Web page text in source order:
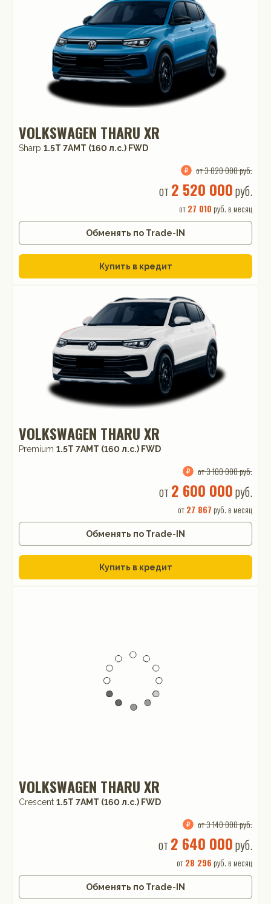
VOLKSWAGEN THARU XR
Sharp 1.5T 7AMT (160 л.с.) FWD
от 3 020 000 руб.
от 2 520 000руб.
от27 010 руб. в месяц
Обменять по Trade-IN
Купить в кредит
VOLKSWAGEN THARU XR
Premium 1.5T 7AMT (160 л.с.) FWD
от 3 100 000 руб.
от 2 600 000руб.
от27 867 руб. в месяц
Обменять по Trade-IN
Купить в кредит
VOLKSWAGEN THARU XR
Crescent 1.5T 7AMT (160 л.с.) FWD
от 3 140 000 руб.
от 2 640 000руб.
от28 296 руб. в месяц
Обменять по Trade-IN